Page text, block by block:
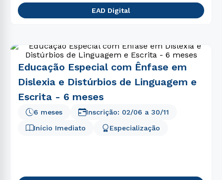
EAD Digital
Educação Especial com Ênfase em
Dislexia e Distúrbios de Linguagem e
Escrita - 6 meses
Início Imediato Especialização
6 meses Inscrição: 02/06 a 30/11